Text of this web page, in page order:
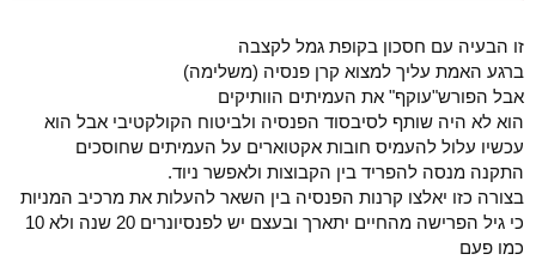
זו הבעיה עם חסכון בקופת גמל לקצבה
ברגע האמת עליך למצוא קרן פנסיה (משלימה)
אבל הפורש"עוקף" את העמיתים הוותיקים
הוא לא היה שותף לסיבסוד הפנסיה ולביטוח הקולקטיבי אבל הוא
עכשיו עלול להעמיס חובות אקטוארים על העמיתים שחוסכים
התקנה מנסה להפריד בין הקבוצות ולאפשר ניוד.
בצורה כזו יאלצו קרנות הפנסיה בין השאר להעלות את מרכיב המניות
כי גיל הפרישה מהחיים יתארך ובעצם יש לפנסיונרים 20 שנה ולא 10
כמו פעם